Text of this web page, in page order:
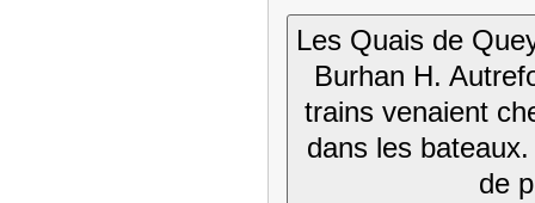
Les Quais de
Burhan H.
trains venaient
dans les bateaux.
de